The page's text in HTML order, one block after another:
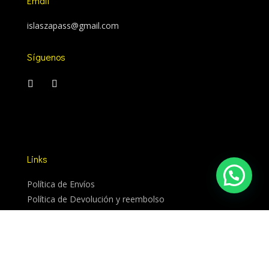
islaszapass@gmail.com
Síguenos
Links
Política de Envíos
Política de Devolución y reembolso
Política de privacidad